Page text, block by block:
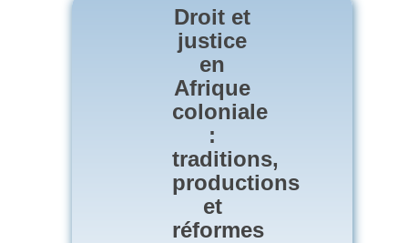
Droit et
justice
en
Afrique
coloniale
:
traditions,
productions
et
réformes